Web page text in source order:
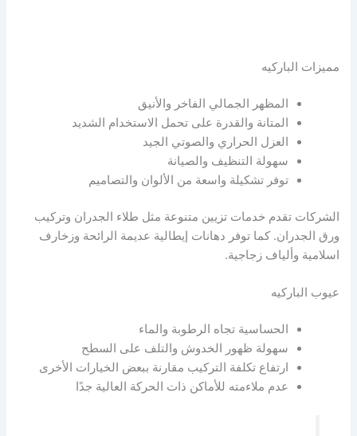
مميزات الباركيه
المظهر الجمالي الفاخر والأنيق
المتانة والقدرة على تحمل الاستخدام الشديد
العزل الحراري والصوتي الجيد
سهولة التنظيف والصيانة
توفر تشكيلة واسعة من الألوان والتصاميم
الشركات تقدم خدمات تزيين متنوعة مثل طلاء الجدران وتركيب
ورق الجدران. كما توفر دهانات إيطالية عديمة الرائحة وزخارف
اسلامية وألياف زجاجية.
عيوب الباركيه
الحساسية تجاه الرطوبة والماء
سهولة ظهور الخدوش والتلف على السطح
ارتفاع تكلفة التركيب مقارنة ببعض الخيارات الأخرى
عدم ملاءمته للأماكن ذات الحركة العالية جدًا